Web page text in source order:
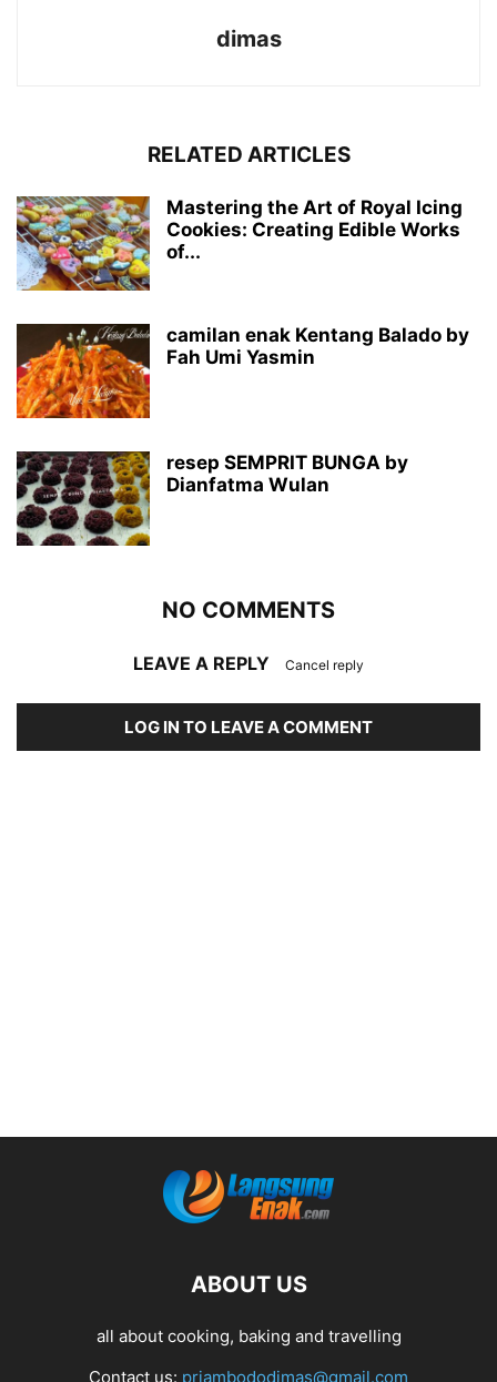
dimas
RELATED ARTICLES
Mastering the Art of Royal Icing
Cookies: Creating Edible Works
of...
camilan enak Kentang Balado by
Fah Umi Yasmin
resep SEMPRIT BUNGA by
Dianfatma Wulan
NO COMMENTS
LEAVE A REPLY Cancel reply
LOG IN TO LEAVE A COMMENT
ABOUT US
all about cooking, baking and travelling
Contact us: priambododimas@gmail.com